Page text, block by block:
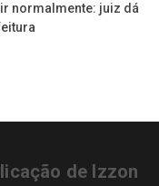
normalmente: juiz dá
de Izzon